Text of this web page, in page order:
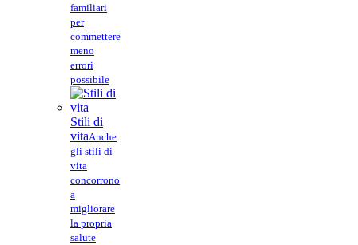
familiari
per
commettere
meno
errori
possibile
Stili di
vitaAnche
gli stili di
vita
concorrono
a
migliorare
la propria
salute